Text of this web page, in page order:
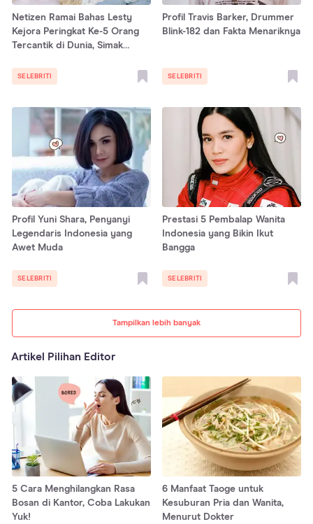
Tampilkan lebih banyak
Netizen Ramai Bahas Lesty
Kejora Peringkat Ke-5 Orang
Tercantik di Dunia, Simak
SELEBRITI
Profil Travis Barker, Drummer
Blink-182 dan Fakta Menariknya
SELEBRITI
Profil Yuni Shara, Penyanyi
Legendaris Indonesia yang
Awet Muda
SELEBRITI
Prestasi 5 Pembalap Wanita
Indonesia yang Bikin Ikut
Bangga
SELEBRITI
Artikel Pilihan Editor
5 Cara Menghilangkan Rasa
Bosan di Kantor, Coba Lakukan
Yuk!
6 Manfaat Taoge untuk
Kesuburan Pria dan Wanita,
Menurut Dokter